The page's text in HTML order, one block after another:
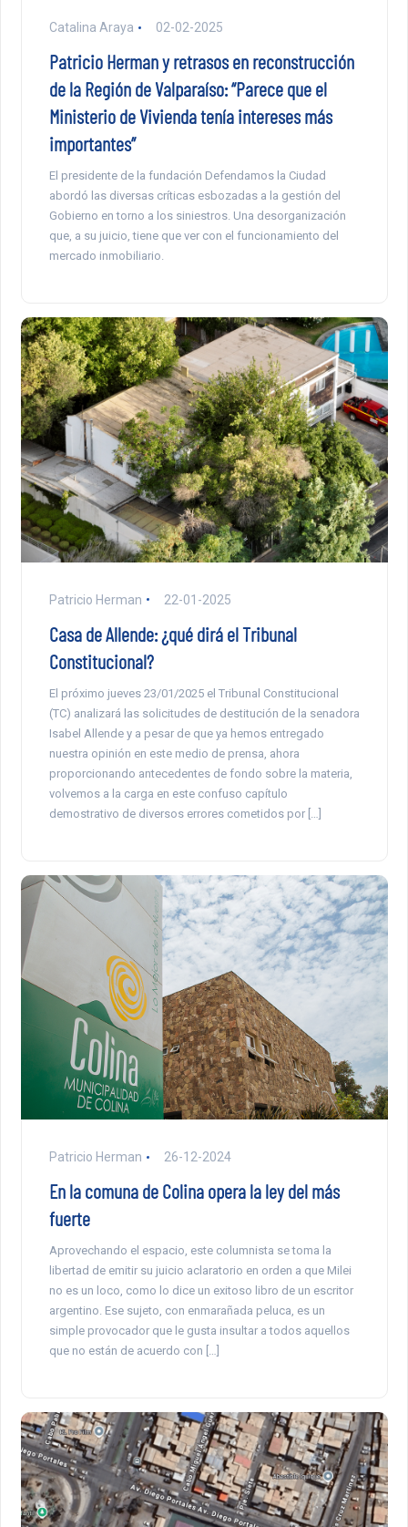
Catalina Araya 02-02-2025
Patricio Herman y retrasos en reconstrucción
de la Región de Valparaíso: “Parece que el
Ministerio de Vivienda tenía intereses más
importantes”
El presidente de la fundación Defendamos la Ciudad
abordó las diversas críticas esbozadas a la gestión del
Gobierno en torno a los siniestros. Una desorganización
que, a su juicio, tiene que ver con el funcionamiento del
mercado inmobiliario.
Patricio Herman 22-01-2025
Casa de Allende: ¿qué dirá el Tribunal
Constitucional?
El próximo jueves 23/01/2025 el Tribunal Constitucional
(TC) analizará las solicitudes de destitución de la senadora
Isabel Allende y a pesar de que ya hemos entregado
nuestra opinión en este medio de prensa, ahora
proporcionando antecedentes de fondo sobre la materia,
volvemos a la carga en este confuso capítulo
demostrativo de diversos errores cometidos por […]
Patricio Herman 26-12-2024
En la comuna de Colina opera la ley del más
fuerte
Aprovechando el espacio, este columnista se toma la
libertad de emitir su juicio aclaratorio en orden a que Milei
no es un loco, como lo dice un exitoso libro de un escritor
argentino. Ese sujeto, con enmarañada peluca, es un
simple provocador que le gusta insultar a todos aquellos
que no están de acuerdo con […]